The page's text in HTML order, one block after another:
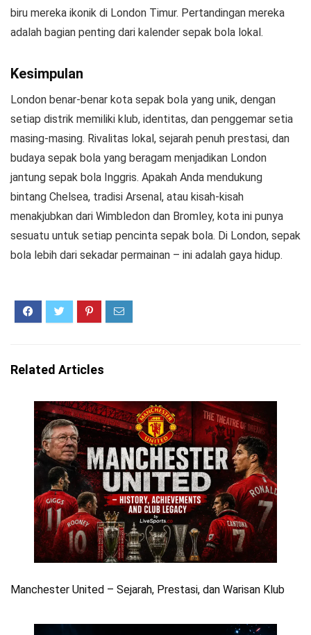
biru mereka ikonik di London Timur. Pertandingan mereka
adalah bagian penting dari kalender sepak bola lokal.
Kesimpulan
London benar-benar kota sepak bola yang unik, dengan
setiap distrik memiliki klub, identitas, dan penggemar setia
masing-masing. Rivalitas lokal, sejarah penuh prestasi, dan
budaya sepak bola yang beragam menjadikan London
jantung sepak bola Inggris. Apakah Anda mendukung
bintang Chelsea, tradisi Arsenal, atau kisah-kisah
menakjubkan dari Wimbledon dan Bromley, kota ini punya
sesuatu untuk setiap pencinta sepak bola. Di London, sepak
bola lebih dari sekadar permainan – ini adalah gaya hidup.
Related Articles
Manchester United – Sejarah, Prestasi, dan Warisan Klub